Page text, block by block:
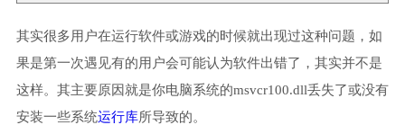
其实很多用户在运行软件或游戏的时候就出现过这种问题，如
果是第一次遇见有的用户会可能认为软件出错了，其实并不是
这样。其主要原因就是你电脑系统的msvcr100.dll丢失了或没有
安装一些系统运行库所导致的。